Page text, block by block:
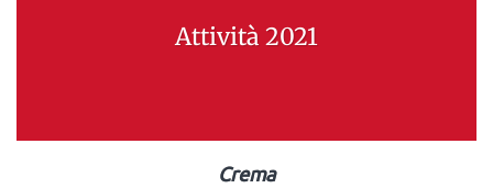
Attività 2021
Crema